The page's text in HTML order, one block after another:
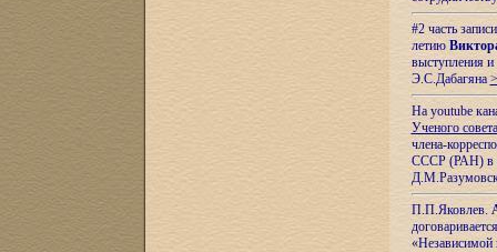
#2 часть
летию
выступления
Э.С.Дабагяна
На youtube
Ученого
члена-
СССР (РАН) в
П.П.Яковлев.
«Независимой